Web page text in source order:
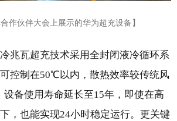
合作伙伴大会上展示的华为超充设备】
兆瓦超充技术采用全封闭液冷循环系
控制在50℃以内，散热效率较传统风
设备使用寿命延长至15年，即使在高
，也能实现24小时稳定运行。更关键